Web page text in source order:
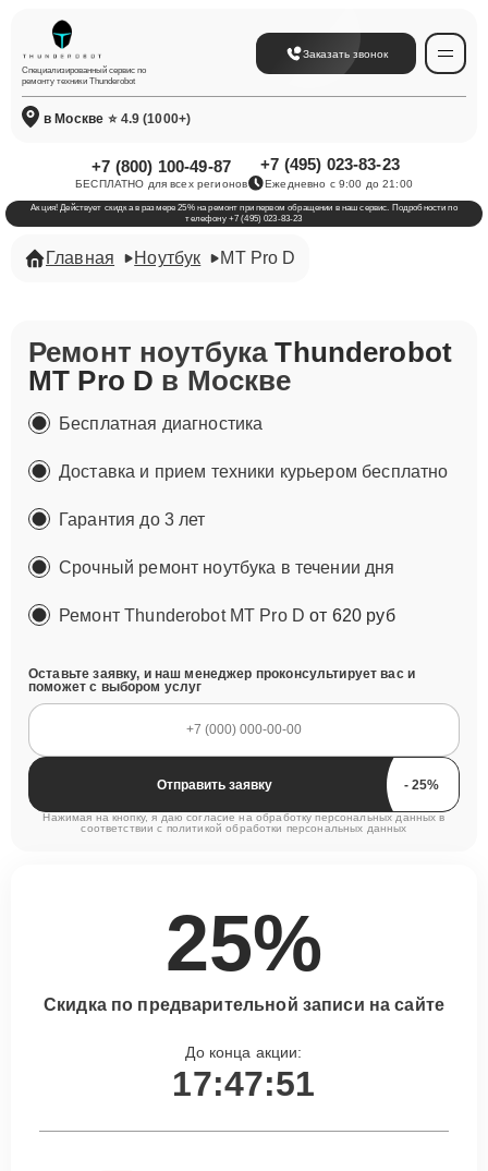
Специализированный сервис по
ремонту техники Thunderobot
Заказать звонок
в Москве ⭐ 4.9 (1000+)
+7 (800) 100-49-87
БЕСПЛАТНО для всех регионов
+7 (495) 023-83-23
Ежедневно с 9:00 до 21:00
Акция! Действует скидка в размере 25% на ремонт при первом обращении в наш сервис. Подробности по
телефону +7 (495) 023-83-23
Главная Ноутбук MT Pro D
Ремонт ноутбукаThunderobot
MT Pro D в Москве
Бесплатная диагностика
Доставка и прием техники курьером бесплатно
Гарантия до 3 лет
Срочный ремонт ноутбука в течении дня
Ремонт Thunderobot MT Pro Dот 620 руб
Оставьте заявку, и наш менеджер проконсультирует вас и
поможет с выбором услуг
Отправить заявку
Нажимая на кнопку, я даю согласие на обработку персональных данных в
соответствии с политикой обработки персональных данных
25%
Скидка по предварительной записи на сайте
До конца акции:
17:47:50